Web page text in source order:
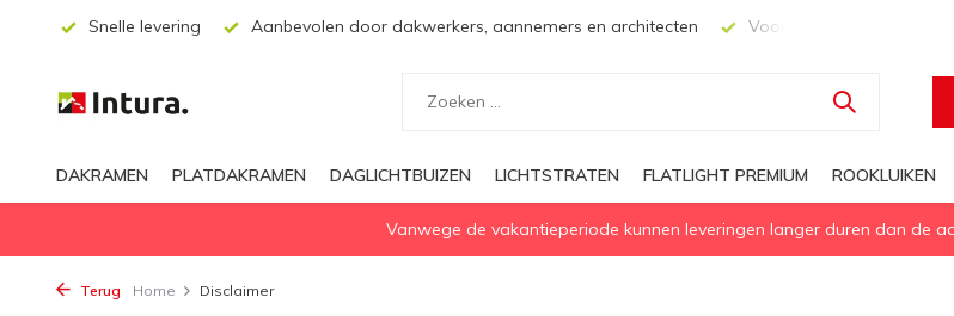
Snelle levering Aanbevolen door dakwerkers, aannemers en architecten Voor elke geïsoleerd
DAKRAMEN PLATDAKRAMEN DAGLICHTBUIZEN LICHTSTRATEN FLATLIGHT PREMIUM ROOKLUIKEN
Vanwege de vakantieperiode kunnen leveringen langer duren dan de
Terug Home Disclaimer